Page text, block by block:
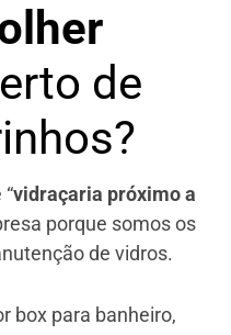
de
vidraçaria próximo a
porque somos os
de vidros.
box para banheiro,